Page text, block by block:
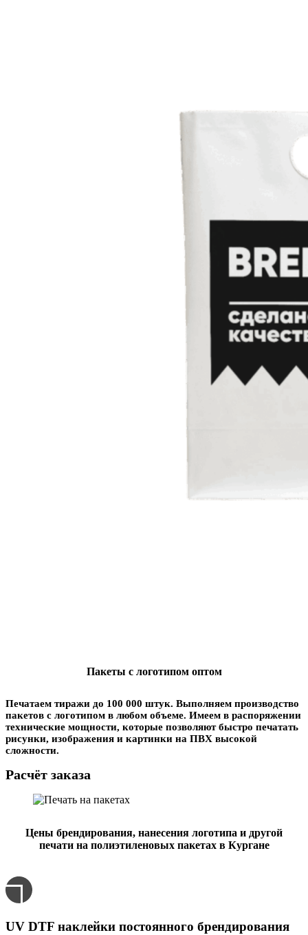
Пакеты с логотипом оптом
Печатаем тиражи до 100 000 штук. Выполняем производство
пакетов с логотипом в любом объеме. Имеем в распоряжении
технические мощности, которые позволяют быстро печатать
рисунки, изображения и картинки на ПВХ высокой
сложности.
Расчёт заказа
Цены брендирования, нанесения логотипа и другой
печати на полиэтиленовых пакетах в Кургане
UV DTF наклейки постоянного брендирования